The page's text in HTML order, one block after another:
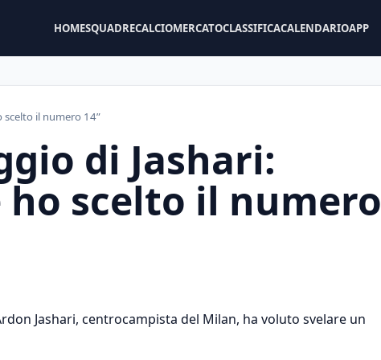
HOMESQUADRECALCIOMERCATOCLASSIFICACALENDARIOAPP
scelto il numero 14”
di Jashari:
ho scelto il numero
Jashari, centrocampista del Milan, ha voluto svelare un